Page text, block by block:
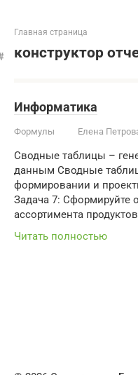
Главная страница
конструктор
Информатика
Формулы Елена
Сводные таблицы –
данным Сводные
формировании и
Задача 7: Сформируйте
ассортимента продуктов
Читать полностью